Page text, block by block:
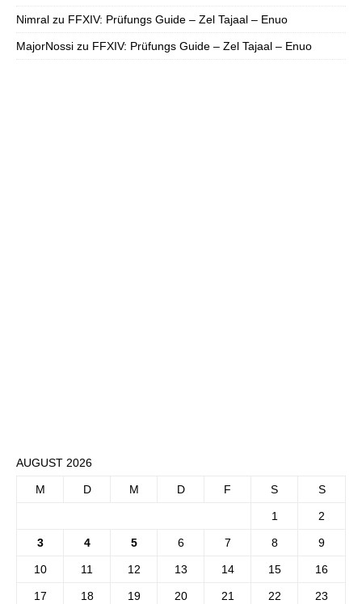
Nimral zu FFXIV: Prüfungs Guide – Zel Tajaal – Enuo
MajorNossi zu FFXIV: Prüfungs Guide – Zel Tajaal – Enuo
AUGUST 2026
M D M D F S S
1 2
3 4 5 6 7 8 9
10 11 12 13 14 15 16
17 18 19 20 21 22 23